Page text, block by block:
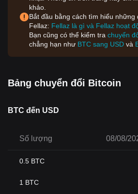
khảo.
Bắt đầu bằng cách tìm hiểu những
Fellaz: Fellaz là gì và Fellaz hoạt
Bạn cũng có thể kiểm tra chuyển
chẳng hạn như BTC sang USD và
Bảng chuyển đổi Bitcoin
BTC đến USD
Số lượng 08/08/
0.5 BTC
1 BTC